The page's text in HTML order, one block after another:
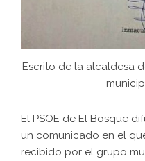
Escrito de la alcaldesa
El PSOE de El Bosque
un comunicado en el
recibido por el grupo